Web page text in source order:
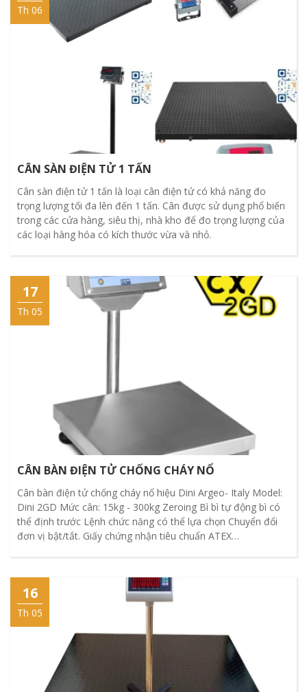
Th 06
CÂN SÀN ĐIỆN TỬ 1 TẤN
Cân sàn điện tử 1 tấn là loại cân điện tử có khả năng đo
trọng lượng tối đa lên đến 1 tấn. Cân được sử dụng phổ biến
trong các cửa hàng, siêu thị, nhà kho để đo trọng lượng của
các loại hàng hóa có kích thước vừa và nhỏ.
17
Th 05
CÂN BÀN ĐIỆN TỬ CHỐNG CHÁY NỔ
Cân bàn điện tử chống cháy nổ hiệu Dini Argeo- Italy Model:
Dini 2GD Mức cân: 15kg - 300kg Zeroing Bì bì tự động bì có
thể định trước Lệnh chức năng có thể lựa chọn Chuyển đổi
đơn vị bật/tắt. Giấy chứng nhận tiêu chuẩn ATEX
16
Th 05